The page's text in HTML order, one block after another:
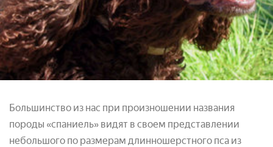
Большинство из нас при произношении названия
породы «спаниель» видят в своем представлении
небольшого по размерам длинношерстного пса из